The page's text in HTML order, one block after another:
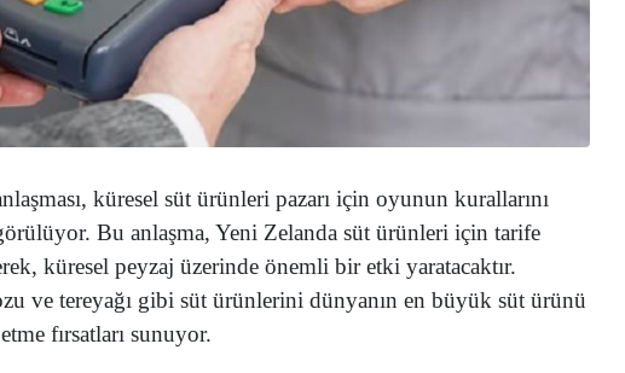
küresel süt ürünleri pazarı için oyunun kurallarını
Bu anlaşma, Yeni Zelanda süt ürünleri için tarife
küresel peyzaj üzerinde önemli bir etki yaratacaktır.
ve tereyağı gibi süt ürünlerini dünyanın en büyük süt ürünü
fırsatları sunuyor.